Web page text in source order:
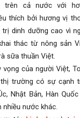
trên cả nước với
thích bởi hương vị
dinh dưỡng cao vì
thác từ nông sản
sữa thuần Việt.
vọng của người Việt,
trường có sự cạnh
Nhật Bản, Hàn
nước khác.